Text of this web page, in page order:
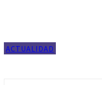
ACTUALIDAD